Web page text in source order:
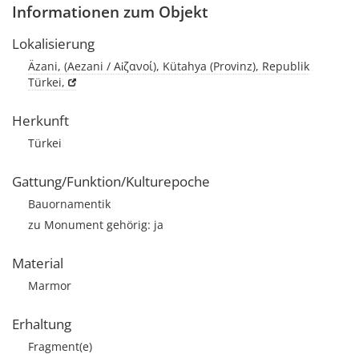
Informationen zum Objekt
Lokalisierung
Äzani, (Aezani / Αἰζανοί), Kütahya (Provinz), Republik
Türkei,
Herkunft
Türkei
Gattung/Funktion/Kulturepoche
Bauornamentik
zu Monument gehörig: ja
Material
Marmor
Erhaltung
Fragment(e)